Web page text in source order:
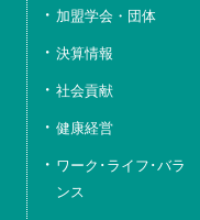
加盟学会・団体
決算情報
社会貢献
健康経営
ワーク･ライフ･バラ
ンス